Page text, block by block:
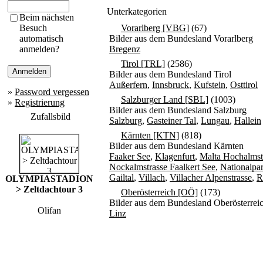
Beim nächsten
Besuch
automatisch
anmelden?
» Password vergessen
» Registrierung
Zufallsbild
OLYMPIASTADION
> Zeltdachtour 3
Olifan
Unterkategorien
Vorarlberg [VBG] (67)
Bilder aus dem Bundesland Vorarlberg
Bregenz
Tirol [TRL] (2586)
Bilder aus dem Bundesland Tirol
Außerfern, Innsbruck, Kufstein, Osttirol
Salzburger Land [SBL] (1003)
Bilder aus dem Bundesland Salzburg
Salzburg, Gasteiner Tal, Lungau, Hallein
Kärnten [KTN] (818)
Bilder aus dem Bundesland Kärnten
Faaker See, Klagenfurt, Malta
Nockalmstrasse Faalkert See,
Gailtal, Villach, Villacher Alpenstrasse,
Oberösterreich [OÖ] (173)
Bilder aus dem Bundesland
Linz